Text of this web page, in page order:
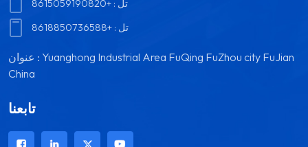
تل : +8615059190820
تل : +8618850736588
عنوان : Yuanghong Industrial Area FuQing FuZhou city FuJian
China
تابعنا